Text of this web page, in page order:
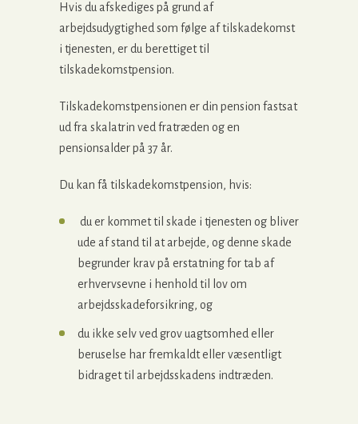
Hvis du afskediges på grund af
arbejdsudygtighed som følge af tilskadekomst
i tjenesten, er du berettiget til
tilskadekomstpension.
Tilskadekomstpensionen er din pension fastsat
ud fra skalatrin ved fratræden og en
pensionsalder på 37 år.
Du kan få tilskadekomstpension, hvis:
du er kommet til skade i tjenesten og bliver
ude af stand til at arbejde, og denne skade
begrunder krav på erstatning for tab af
erhvervsevne i henhold til lov om
arbejdsskadeforsikring, og
du ikke selv ved grov uagtsomhed eller
beruselse har fremkaldt eller væsentligt
bidraget til arbejdsskadens indtræden.